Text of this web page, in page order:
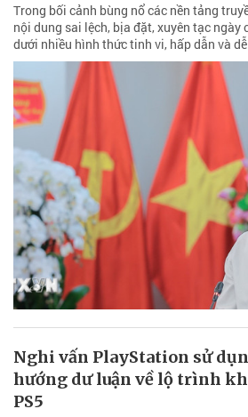
Trong bối cảnh bùng nổ các nền tảng
nội dung sai lệch, bịa đặt, xuyên tạc ngày
dưới nhiều hình thức tinh vi, hấp dẫn và
Nghi vấn PlayStation sử
hướng dư luận về lộ trình
PS5